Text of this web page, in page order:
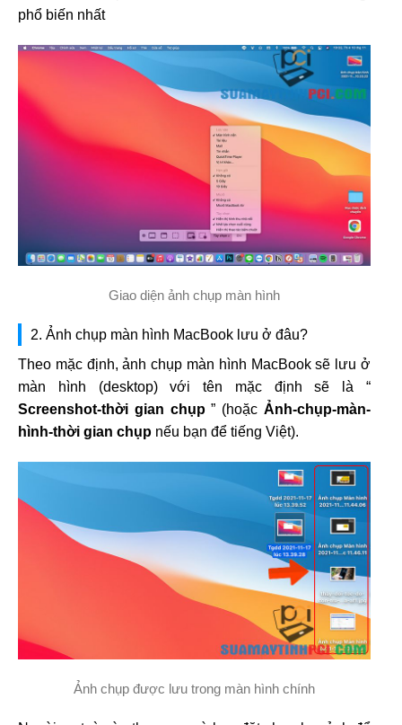
phổ biến nhất
Giao diện ảnh chụp màn hình
2. Ảnh chụp màn hình MacBook lưu ở đâu?
Theo mặc định, ảnh chụp màn hình MacBook sẽ lưu ở
màn hình (desktop) với tên mặc định sẽ là “
Screenshot-thời gian chụp” (hoặcẢnh-chụp-màn-
hình-thời gian chụp nếu bạn để tiếng Việt).
Ảnh chụp được lưu trong màn hình chính